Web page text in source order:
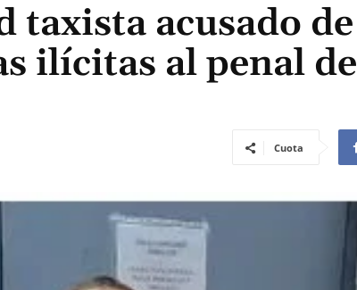
taxista acusado de
ilícitas al penal de
Cuota